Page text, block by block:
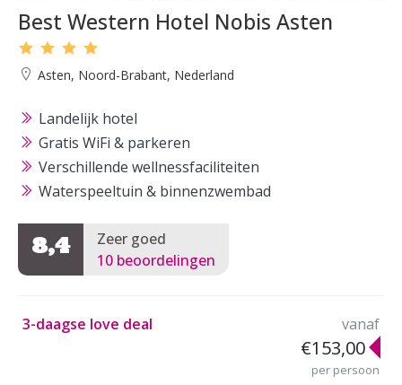
Best Western Hotel Nobis Asten
Asten, Noord-Brabant, Nederland
Landelijk hotel
Gratis WiFi & parkeren
Verschillende wellnessfaciliteiten
Waterspeeltuin & binnenzwembad
8,4
Zeer goed
10 beoordelingen
3-daagse love deal vanaf
€153,00
per persoon